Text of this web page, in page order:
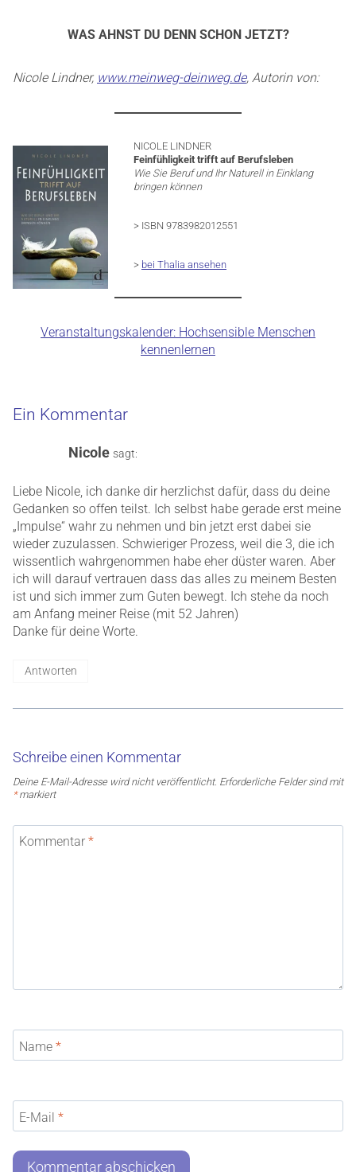
WAS AHNST DU DENN SCHON JETZT?
Nicole Lindner, www.meinweg-deinweg.de, Autorin von:
NICOLE LINDNER
Feinfühligkeit trifft auf Berufsleben
Wie Sie Beruf und Ihr Naturell in Einklang
bringen können
> ISBN 9783982012551
> bei Thalia ansehen
Veranstaltungskalender: Hochsensible Menschen
kennenlernen
Ein Kommentar
Nicole sagt:
Liebe Nicole, ich danke dir herzlichst dafür, dass du deine
Gedanken so offen teilst. Ich selbst habe gerade erst meine
„Impulse“ wahr zu nehmen und bin jetzt erst dabei sie
wieder zuzulassen. Schwieriger Prozess, weil die 3, die ich
wissentlich wahrgenommen habe eher düster waren. Aber
ich will darauf vertrauen dass das alles zu meinem Besten
ist und sich immer zum Guten bewegt. Ich stehe da noch
am Anfang meiner Reise (mit 52 Jahren)
Danke für deine Worte.
Antworten
Schreibe einen Kommentar
Deine E-Mail-Adresse wird nicht veröffentlicht. Erforderliche Felder sind mit
*markiert
Kommentar *
Name *
E-Mail *